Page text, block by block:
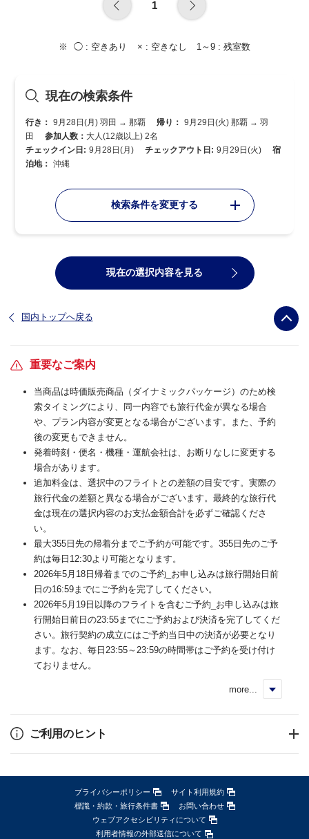
1
◯ : 空きあり × : 空きなし 1～9 : 残室数
現在の検索条件
行き： 9月28日(月) 羽田 → 那覇 帰り： 9月29日(火) 那覇 → 羽
田
参加人数： 大人(12歳以上) 2名
チェックイン日: 9月28日(月) チェックアウト日: 9月29日(火)
宿
泊地： 沖縄
検索条件を変更する
現在の選択内容を見る
国内トップへ戻る
重要なご案内
当商品は時価販売商品（ダイナミックパッケージ）のため検
索タイミングにより、同一内容でも旅行代金が異なる場合
や、プラン内容が変更となる場合がございます。また、予約
後の変更もできません。
発着時刻・便名・機種・運航会社は、お断りなしに変更する
場合があります。
追加料金は、選択中のフライトとの差額の目安です。実際の
旅行代金の差額と異なる場合がございます。最終的な旅行代
金は現在の選択内容のお支払金額合計を必ずご確認くださ
い。
最大355日先の帰着分までご予約が可能です。355日先のご予
約は毎日12:30より可能となります。
2026年5月18日帰着までのご予約_お申し込みは旅行開始日前
日の16:59までにご予約を完了してください。
2026年5月19日以降のフライトを含むご予約_お申し込みは旅
行開始日前日の23:55までにご予約および決済を完了してくだ
さい。旅行契約の成立にはご予約当日中の決済が必要となり
ます。なお、毎日23:55～23:59の時間帯はご予約を受け付け
ておりません。
more...
ご利用のヒント
プライバシーポリシー
サイト利用規約
標識・約款・旅行条件書
お問い合わせ
ウェブアクセシビリティについて
利用者情報の外部送信について